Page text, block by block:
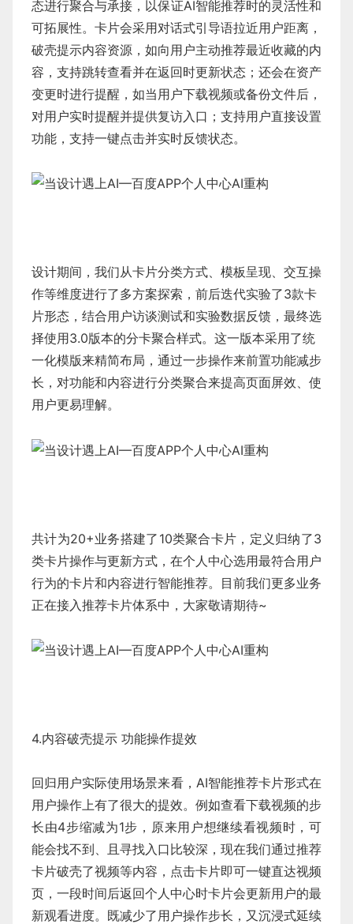
态进行聚合与承接，以保证AI智能推荐时的灵活性和
可拓展性。卡片会采用对话式引导语拉近用户距离，
破壳提示内容资源，如向用户主动推荐最近收藏的内
容，支持跳转查看并在返回时更新状态；还会在资产
变更时进行提醒，如当用户下载视频或备份文件后，
对用户实时提醒并提供复访入口；支持用户直接设置
功能，支持一键点击并实时反馈状态。
设计期间，我们从卡片分类方式、模板呈现、交互操
作等维度进行了多方案探索，前后迭代实验了3款卡
片形态，结合用户访谈测试和实验数据反馈，最终选
择使用3.0版本的分卡聚合样式。这一版本采用了统
一化模版来精简布局，通过一步操作来前置功能减步
长，对功能和内容进行分类聚合来提高页面屏效、使
用户更易理解。
共计为20+业务搭建了10类聚合卡片，定义归纳了3
类卡片操作与更新方式，在个人中心选用最符合用户
行为的卡片和内容进行智能推荐。目前我们更多业务
正在接入推荐卡片体系中，大家敬请期待~
4.内容破壳提示 功能操作提效
回归用户实际使用场景来看，AI智能推荐卡片形式在
用户操作上有了很大的提效。例如查看下载视频的步
长由4步缩减为1步，原来用户想继续看视频时，可
能会找不到、且寻找入口比较深，现在我们通过推荐
卡片破壳了视频等内容，点击卡片即可一键直达视频
页，一段时间后返回个人中心时卡片会更新用户的最
新观看进度。既减少了用户操作步长，又沉浸式延续